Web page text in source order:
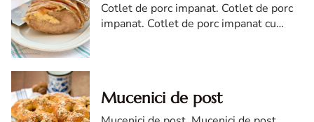
Cotlet de porc impanat. Cotlet de porc
impanat. Cotlet de porc impanat cu
Mucenici de post